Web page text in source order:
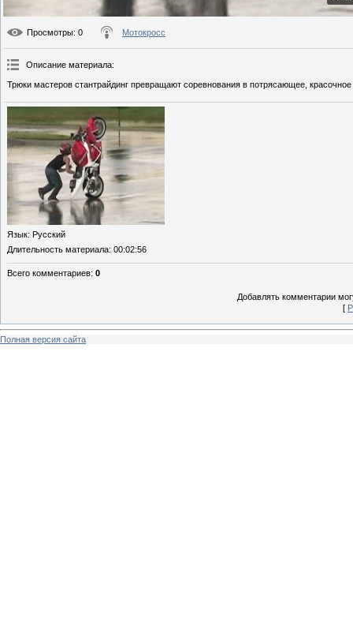
Просмотры: 0 Мотокросс
Описание материала:
Трюки мастеров стантрайдинг превращают соревнования в потрясающее,
Язык: Русский
Длительность материала: 00:02:56
Всего комментариев: 0
Добавлять комментарии
[
Полная версия сайта